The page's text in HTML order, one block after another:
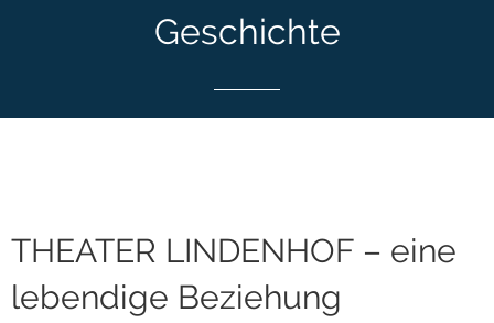
Geschichte
THEATER LINDENHOF – eine
lebendige Beziehung